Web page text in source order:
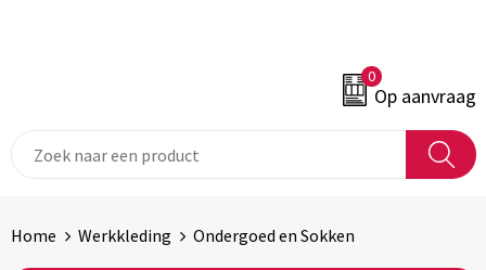
0
Op aanvraag
Home Werkkleding Ondergoed en Sokken